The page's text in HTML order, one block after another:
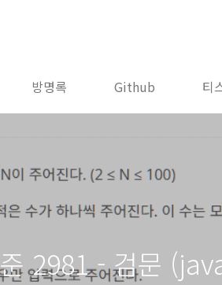
방명록 Github 티
2981 - 검문